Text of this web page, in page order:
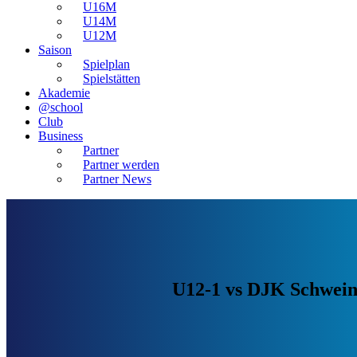
U16M
U14M
U12M
Saison
Spielplan
Spielstätten
Akademie
@school
Club
Business
Partner
Partner werden
Partner News
U12-1 vs DJK